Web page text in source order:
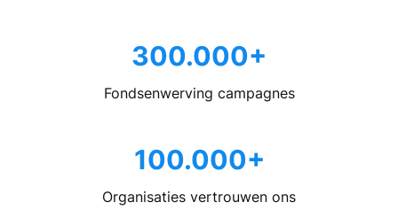
300.000+
Fondsenwerving campagnes
100.000+
Organisaties vertrouwen ons